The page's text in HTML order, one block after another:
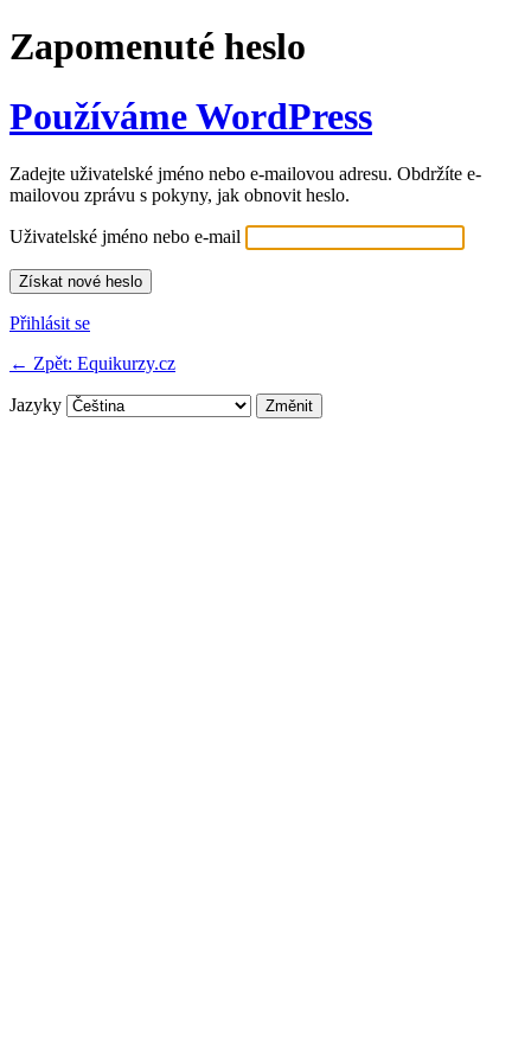
Zapomenuté heslo
Používáme WordPress
Zadejte uživatelské jméno nebo e-mailovou adresu. Obdržíte e-
mailovou zprávu s pokyny, jak obnovit heslo.
Uživatelské jméno nebo e-mail
Přihlásit se
← Zpět: Equikurzy.cz
Jazyky